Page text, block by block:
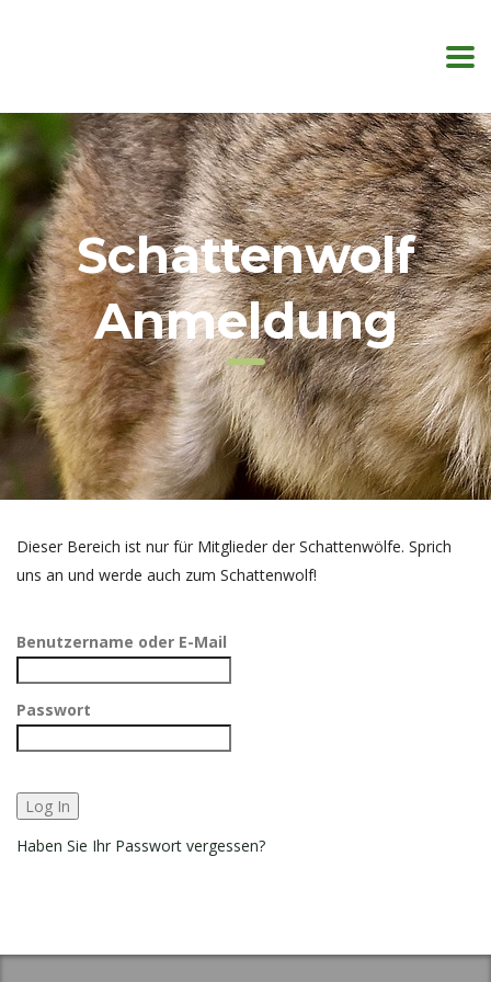
Schattenwolf
Anmeldung
Dieser Bereich ist nur für Mitglieder der Schattenwölfe. Sprich
uns an und werde auch zum Schattenwolf!
Benutzername oder E-Mail
Passwort
Haben Sie Ihr Passwort vergessen?